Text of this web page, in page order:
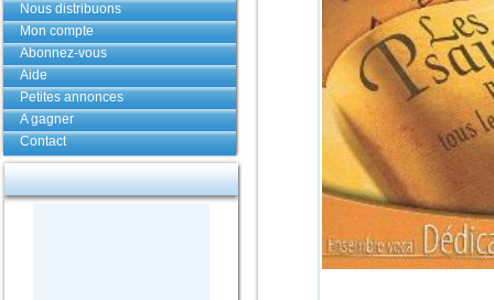
Nous distribuons
Mon compte
Abonnez-vous
Aide
Petites annonces
A gagner
Contact